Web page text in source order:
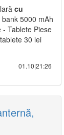
cu
5000 mAh
- Tablete Piese
30 lei
01.10|21:26